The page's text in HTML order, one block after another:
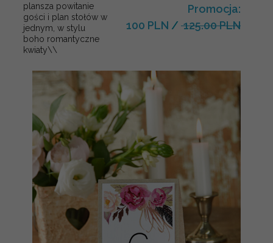
plansza powitanie
gości i plan stołów w
jednym, w stylu
boho romantyczne
kwiaty\\
Promocja:
100 PLN / 125.00 PLN